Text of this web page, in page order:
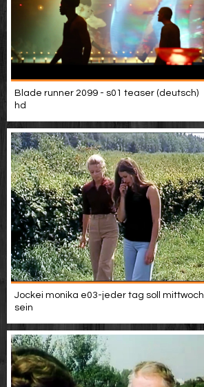
Blade runner 2099 - s01 teaser (deutsch)
hd
Jockei monika e03-jeder tag soll mittwoch
sein